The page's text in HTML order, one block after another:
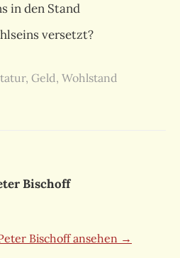
in den Stand
versetzt?
, Geld, Wohlstand
Bischoff
Bischoff ansehen →